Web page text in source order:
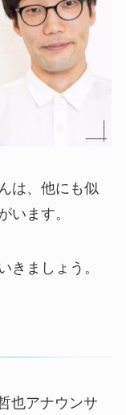
は、他にも似
います。
きましょう。
也アナウンサ